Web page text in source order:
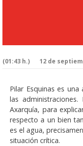
12 de
(01:43 h.)
Pilar Esquinas es
las
Axarquía, para
respecto a un bien
es el agua,
situación crítica.